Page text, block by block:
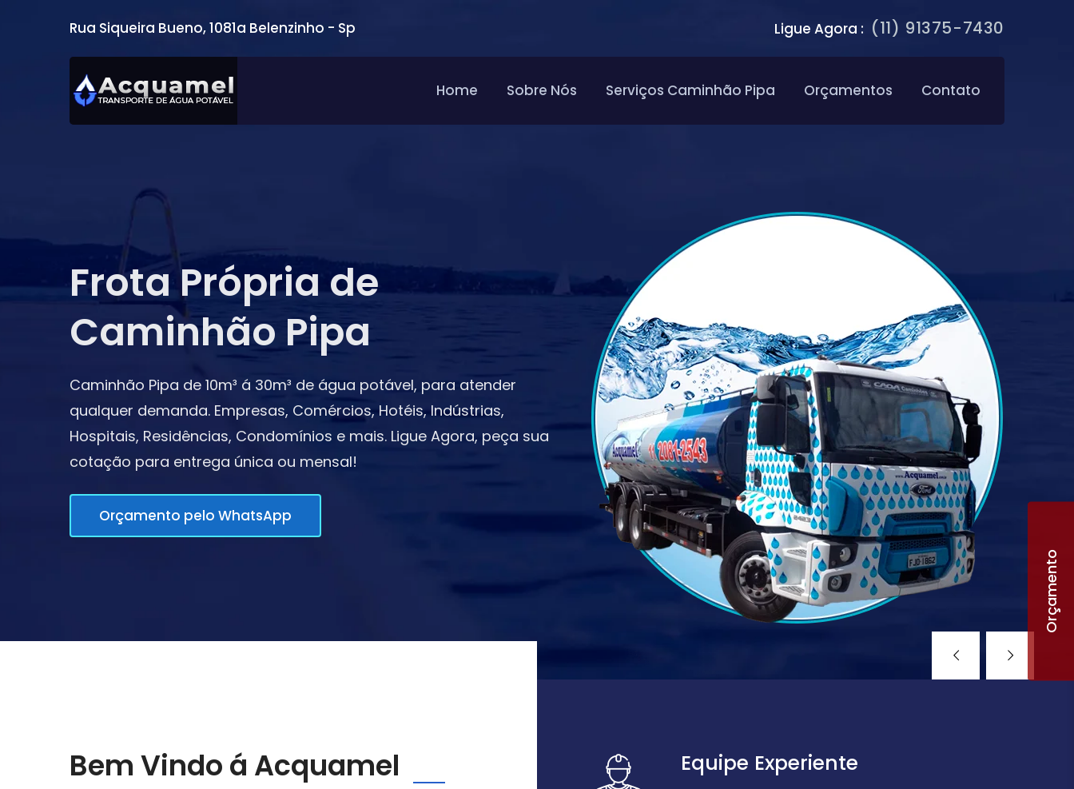
Rua Siqueira Bueno, 1081a Belenzinho - Sp Ligue Agora : (11) 91375-7430
Home Sobre Nós Serviços Caminhão Pipa Orçamentos Contato
Orçamento
Frota Própria de
Caminhão Pipa
Caminhão Pipa de 10m³ á 30m³ de água potável, para atender
qualquer demanda. Empresas, Comércios, Hotéis, Indústrias,
Hospitais, Residências, Condomínios e mais. Ligue Agora, peça sua
cotação para entrega única ou mensal!
Orçamento pelo WhatsApp
Bem Vindo á Acquamel Equipe Experiente